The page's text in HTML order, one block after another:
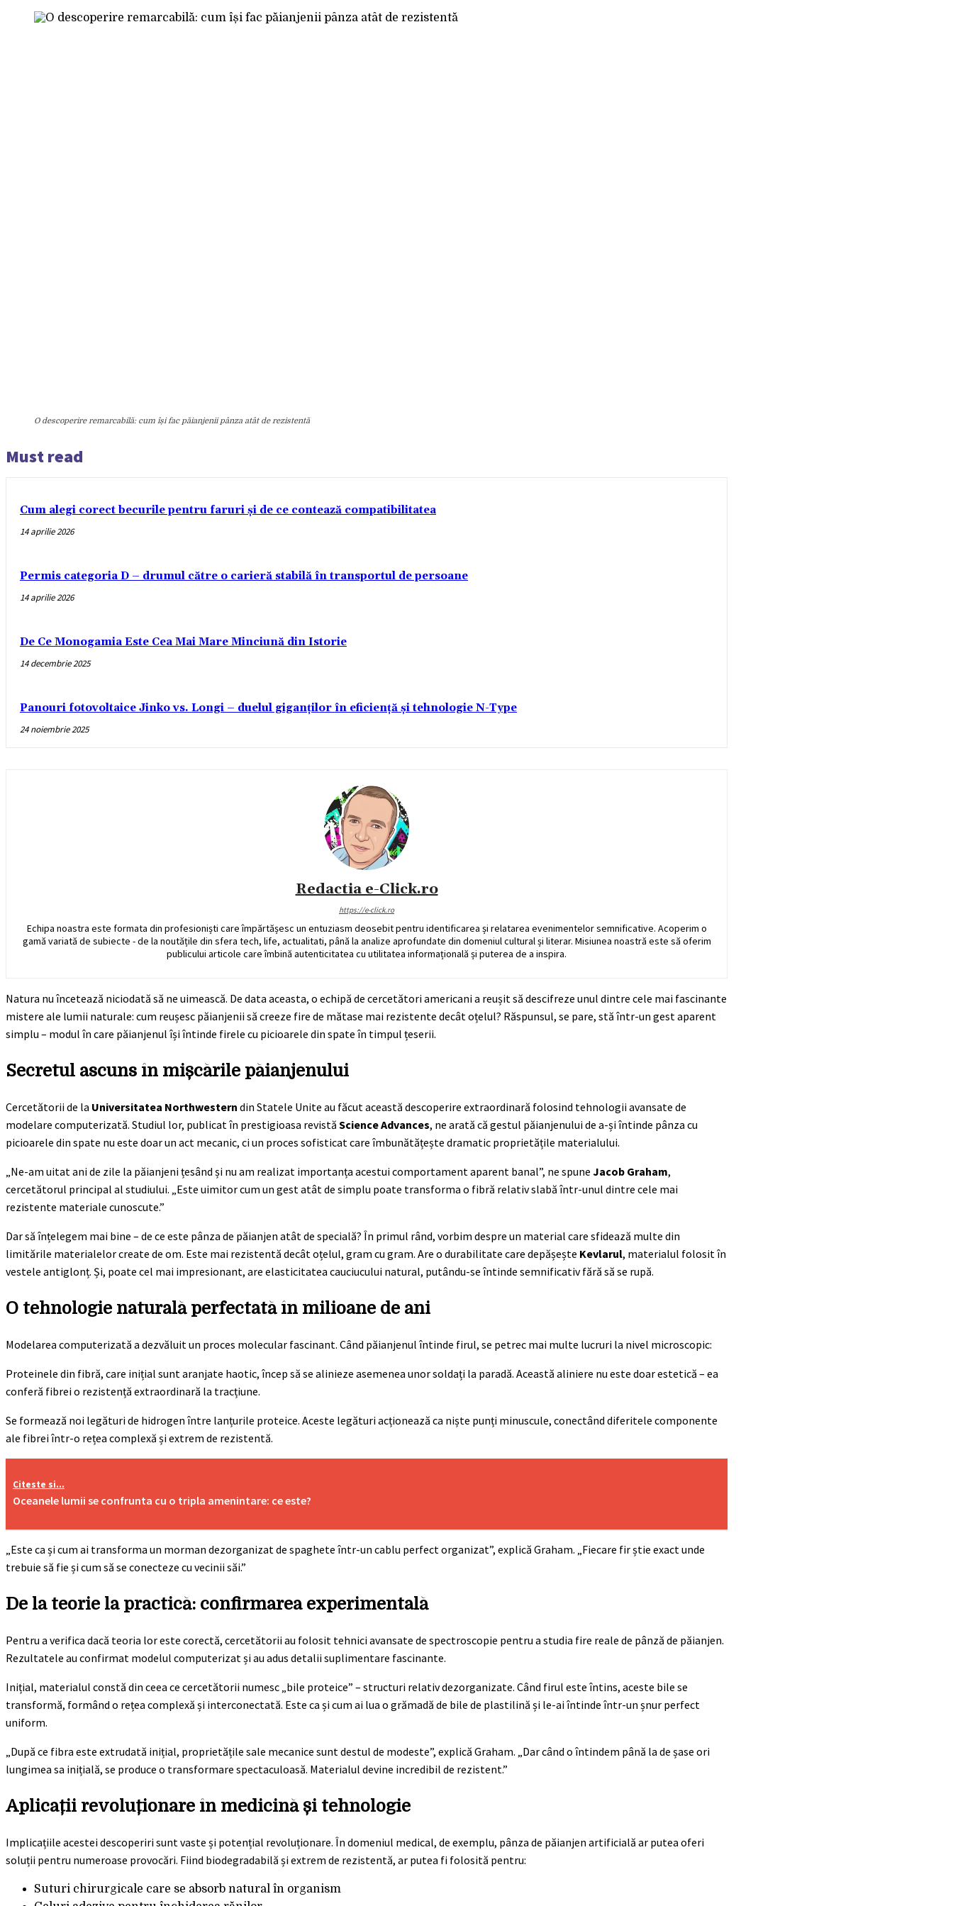
O descoperire remarcabilă: cum își fac păianjenii pânza atât de rezistentă
Must read
Cum alegi corect becurile pentru faruri și de ce contează compatibilitatea
14 aprilie 2026
Permis categoria D – drumul către o carieră stabilă în transportul de persoane
14 aprilie 2026
De Ce Monogamia Este Cea Mai Mare Minciună din Istorie
14 decembrie 2025
Panouri fotovoltaice Jinko vs. Longi – duelul giganților în eficiență și tehnologie N-Type
24 noiembrie 2025
Redactia e-Click.ro
https://e-click.ro
Echipa noastra este formata din profesioniști care împărtășesc un entuziasm deosebit pentru identificarea și relatarea evenimentelor semnificative. Acoperim o
gamă variată de subiecte - de la noutățile din sfera tech, life, actualitati, până la analize aprofundate din domeniul cultural și literar. Misiunea noastră este să oferim
publicului articole care îmbină autenticitatea cu utilitatea informațională și puterea de a inspira.
Natura nu încetează niciodată să ne uimească. De data aceasta, o echipă de cercetători americani a reușit să descifreze unul dintre cele mai fascinante
mistere ale lumii naturale: cum reușesc păianjenii să creeze fire de mătase mai rezistente decât oțelul? Răspunsul, se pare, stă într-un gest aparent
simplu – modul în care păianjenul își întinde firele cu picioarele din spate în timpul țeserii.
Secretul ascuns în mișcările păianjenului
Cercetătorii de la Universitatea Northwestern din Statele Unite au făcut această descoperire extraordinară folosind tehnologii avansate de
modelare computerizată. Studiul lor, publicat în prestigioasa revistă Science Advances, ne arată că gestul păianjenului de a-și întinde pânza cu
picioarele din spate nu este doar un act mecanic, ci un proces sofisticat care îmbunătățește dramatic proprietățile materialului.
„Ne-am uitat ani de zile la păianjeni țesând și nu am realizat importanța acestui comportament aparent banal”, ne spune Jacob Graham,
cercetătorul principal al studiului. „Este uimitor cum un gest atât de simplu poate transforma o fibră relativ slabă într-unul dintre cele mai
rezistente materiale cunoscute.”
Dar să înțelegem mai bine – de ce este pânza de păianjen atât de specială? În primul rând, vorbim despre un material care sfidează multe din
limitările materialelor create de om. Este mai rezistentă decât oțelul, gram cu gram. Are o durabilitate care depășește Kevlarul, materialul folosit în
vestele antiglonț. Și, poate cel mai impresionant, are elasticitatea cauciucului natural, putându-se întinde semnificativ fără să se rupă.
O tehnologie naturală perfectată în milioane de ani
Modelarea computerizată a dezvăluit un proces molecular fascinant. Când păianjenul întinde firul, se petrec mai multe lucruri la nivel microscopic:
Proteinele din fibră, care inițial sunt aranjate haotic, încep să se alinieze asemenea unor soldați la paradă. Această aliniere nu este doar estetică – ea
conferă fibrei o rezistență extraordinară la tracțiune.
Se formează noi legături de hidrogen între lanțurile proteice. Aceste legături acționează ca niște punți minuscule, conectând diferitele componente
ale fibrei într-o rețea complexă și extrem de rezistentă.
Citeste si...
Oceanele lumii se confrunta cu o tripla amenintare: ce este?
„Este ca și cum ai transforma un morman dezorganizat de spaghete într-un cablu perfect organizat”, explică Graham. „Fiecare fir știe exact unde
trebuie să fie și cum să se conecteze cu vecinii săi.”
De la teorie la practică: confirmarea experimentală
Pentru a verifica dacă teoria lor este corectă, cercetătorii au folosit tehnici avansate de spectroscopie pentru a studia fire reale de pânză de păianjen.
Rezultatele au confirmat modelul computerizat și au adus detalii suplimentare fascinante.
Inițial, materialul constă din ceea ce cercetătorii numesc „bile proteice” – structuri relativ dezorganizate. Când firul este întins, aceste bile se
transformă, formând o rețea complexă și interconectată. Este ca și cum ai lua o grămadă de bile de plastilină și le-ai întinde într-un șnur perfect
uniform.
„După ce fibra este extrudată inițial, proprietățile sale mecanice sunt destul de modeste”, explică Graham. „Dar când o întindem până la de șase ori
lungimea sa inițială, se produce o transformare spectaculoasă. Materialul devine incredibil de rezistent.”
Aplicații revoluționare în medicină și tehnologie
Implicațiile acestei descoperiri sunt vaste și potențial revoluționare. În domeniul medical, de exemplu, pânza de păianjen artificială ar putea oferi
soluții pentru numeroase provocări. Fiind biodegradabilă și extrem de rezistentă, ar putea fi folosită pentru:
Suturi chirurgicale care se absorb natural în organism